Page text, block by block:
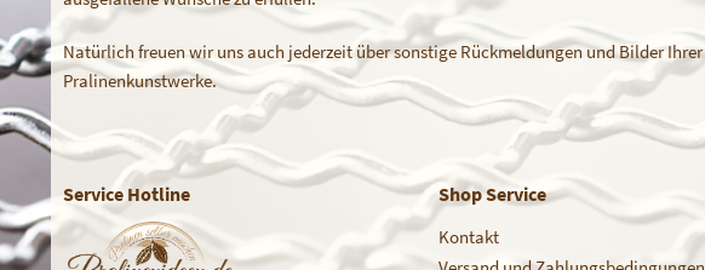
Natürlich freuen wir uns auch jederzeit über sonstige Rückmeldungen und Bilder Ihrer
Pralinenkunstwerke.
Service Hotline Shop Service
Kontakt